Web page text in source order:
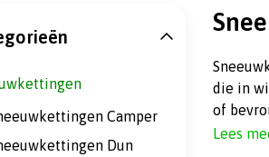
die in
of
Lees
Camper
Dun